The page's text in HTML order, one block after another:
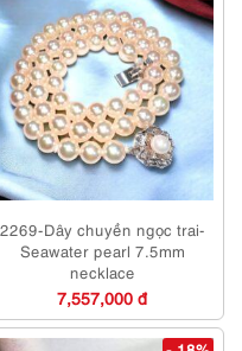
2269-Dây chuyền ngọc trai-
Seawater pearl 7.5mm
necklace
7,557,000 đ